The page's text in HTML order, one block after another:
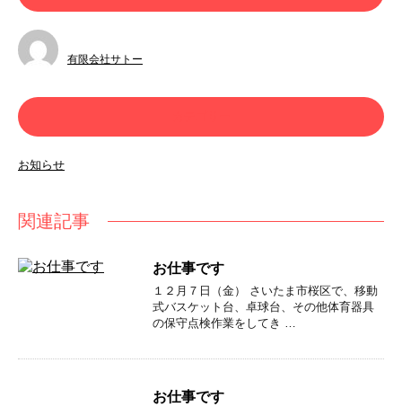
有限会社サトー
お知らせ
関連記事
お仕事です
１２月７日（金） さいたま市桜区で、移動
式バスケット台、卓球台、その他体育器具
の保守点検作業をしてき …
お仕事です